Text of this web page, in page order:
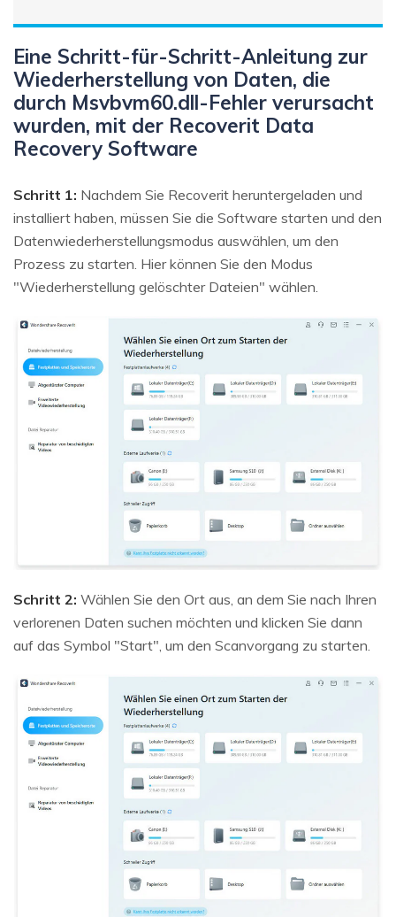
Eine Schritt-für-Schritt-Anleitung zur
Wiederherstellung von Daten, die
durch Msvbvm60.dll-Fehler verursacht
wurden, mit der Recoverit Data
Recovery Software
Schritt 1: Nachdem Sie Recoverit heruntergeladen und
installiert haben, müssen Sie die Software starten und den
Datenwiederherstellungsmodus auswählen, um den
Prozess zu starten. Hier können Sie den Modus
"Wiederherstellung gelöschter Dateien" wählen.
Schritt 2: Wählen Sie den Ort aus, an dem Sie nach Ihren
verlorenen Daten suchen möchten und klicken Sie dann
auf das Symbol "Start", um den Scanvorgang zu starten.